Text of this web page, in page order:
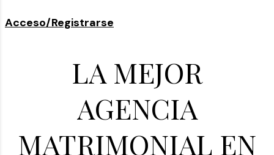
Acceso/Registrarse
LA MEJOR
AGENCIA
MATRIMONIAL EN